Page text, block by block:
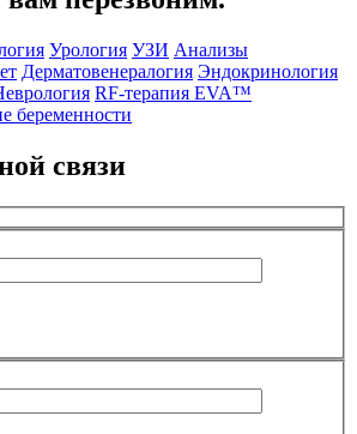
Урология УЗИ Анализы
Дерматовенералогия Эндокринология
RF-терапия EVA™
беременности
связи